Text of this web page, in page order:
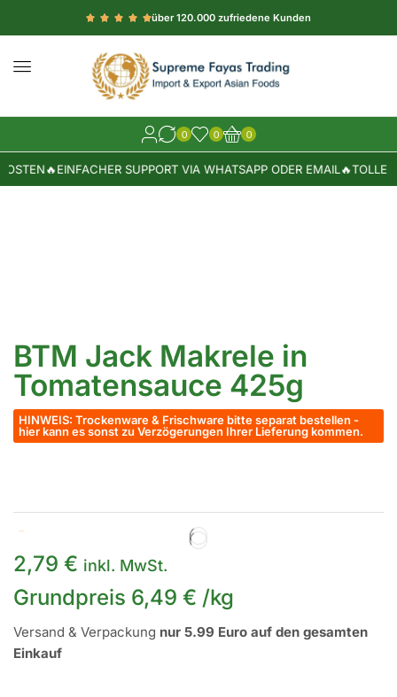
über 120.000 zufriedene Kunden
0 0 0
🔥EINFACHER SUPPORT VIA WHATSAPP ODER EMAIL🔥TOLLE
BTM Jack Makrele in
Tomatensauce 425g
HINWEIS: Trockenware & Frischware bitte separat bestellen -
hier kann es sonst zu Verzögerungen Ihrer Lieferung kommen.
2,79 € inkl. MwSt.
Grundpreis 6,49 € /kg
Versand & Verpackung nur 5.99 Euro auf den gesamten
Einkauf